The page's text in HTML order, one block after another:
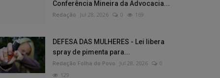
Conferência Mineira da Advocacia...
Redação Jul 28, 2026 0 169
DEFESA DAS MULHERES - Lei libera
spray de pimenta para...
Redação Folha do Povo Jul 28, 2026
0
129